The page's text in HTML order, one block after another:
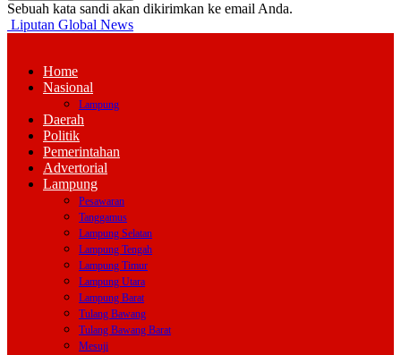
Sebuah kata sandi akan dikirimkan ke email Anda.
Liputan Global News
Home
Nasional
Lampung
Daerah
Politik
Pemerintahan
Advertorial
Lampung
Pesawaran
Tanggamus
Lampung Selatan
Lampung Tengah
Lampung Timur
Lampung Utara
Lampung Barat
Tulang Bawang
Tulang Bawang Barat
Mesuji